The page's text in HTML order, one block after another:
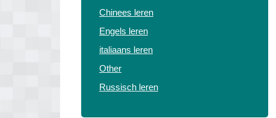
Chinees leren
Engels leren
italiaans leren
Other
Russisch leren